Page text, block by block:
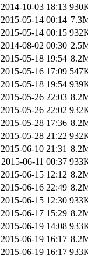
2014-10-03 18:13
2015-05-14 00:14
2015-05-14 00:15
2014-08-02 00:30
2015-05-18 19:54
2015-05-16 17:09
2015-05-18 19:54
2015-05-26 22:03
2015-05-26 22:02
2015-05-28 17:36
2015-05-28 21:22
2015-06-10 21:31
2015-06-11 00:37
2015-06-15 12:12
2015-06-16 22:49
2015-06-15 12:30
2015-06-17 15:29
2015-06-19 14:08
2015-06-19 16:17
2015-06-19 16:17